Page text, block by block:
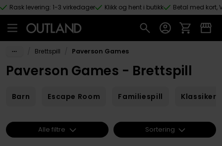
Hopp til hovedinnhold
Rask levering: 1-3 virkedager Klikk og hent i butikk Betal med kort,
Brettspill Paverson Games
Paverson Games - Brettspill
Barn Escape Room Familiespill Klassikere
Alle filtre Sortering